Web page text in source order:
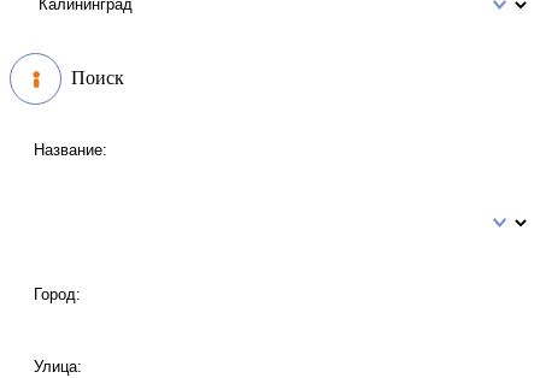
Поиск